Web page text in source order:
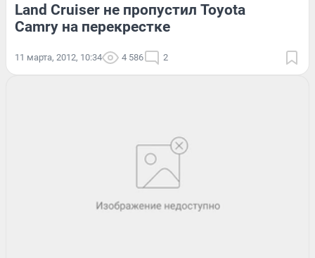
Land Cruiser не пропустил Toyota
Camry на перекрестке
11 марта, 2012, 10:34 4 586 2